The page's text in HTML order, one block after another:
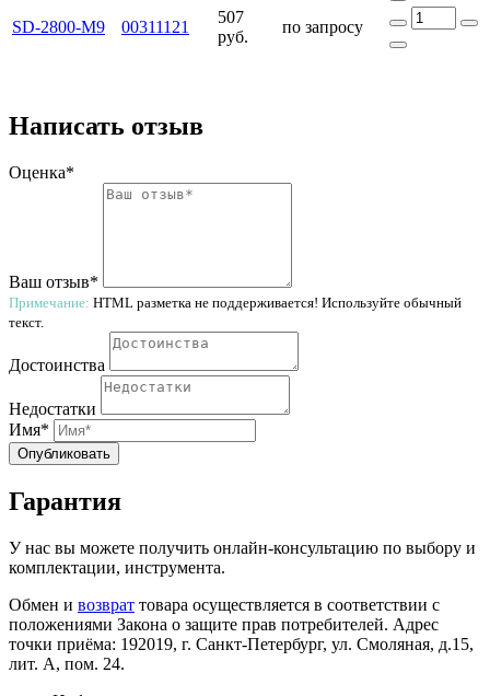
SD-2800-M9 00311121
507
руб.
по запросу
Написать отзыв
Оценка*
Ваш отзыв*
Примечание: HTML разметка не поддерживается! Используйте обычный
текст.
Достоинства
Недостатки
Имя*
Опубликовать
Гарантия
У нас вы можете получить онлайн-консультацию по выбору и
комплектации, инструмента.
Обмен и возврат товара осуществляется в соответствии с
положениями Закона о защите прав потребителей. Адрес
точки приёма: 192019, г. Санкт-Петербург, ул. Смоляная, д.15,
лит. А, пом. 24.